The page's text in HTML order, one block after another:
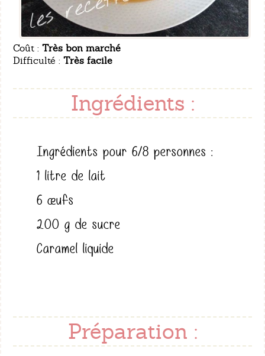
Coût : Très bon marché
Difficulté : Très facile
Ingrédients :
Ingrédients pour 6/8 personnes :
1 litre de lait
6 œufs
200 g de sucre
Caramel liquide
Préparation :